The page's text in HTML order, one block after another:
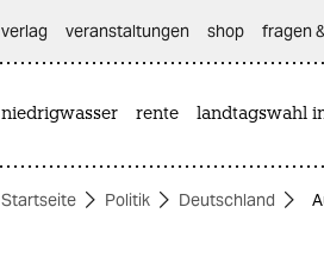
themen
verlag
veranstaltungen shop fragen
niedrigwasser rente landtagswahl
Startseite Politik Deutschland